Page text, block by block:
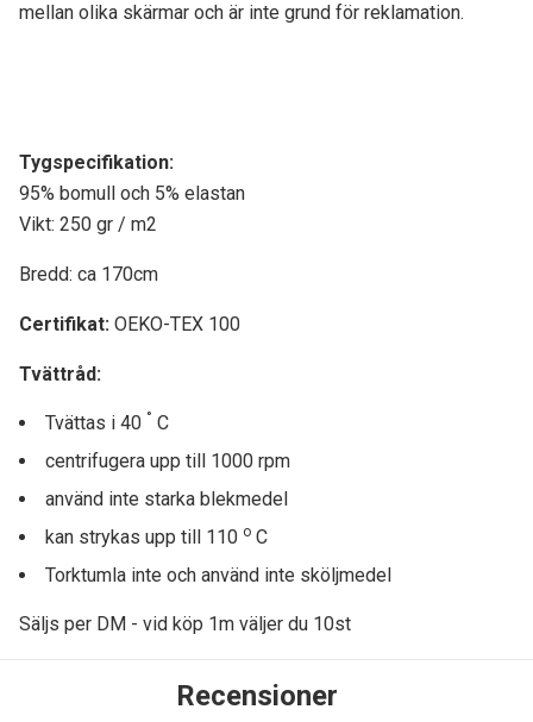
mellan olika skärmar och är inte grund för reklamation.
Tygspecifikation:
95% bomull och 5% elastan
Vikt: 250 gr / m2
Bredd: ca 170cm
Certifikat: OEKO-TEX 100
Tvättråd:
Tvättas i 40 ° C
centrifugera upp till 1000 rpm
använd inte starka blekmedel
kan strykas upp till 110 o C
Torktumla inte och använd inte sköljmedel
Säljs per DM - vid köp 1m väljer du 10st
Recensioner